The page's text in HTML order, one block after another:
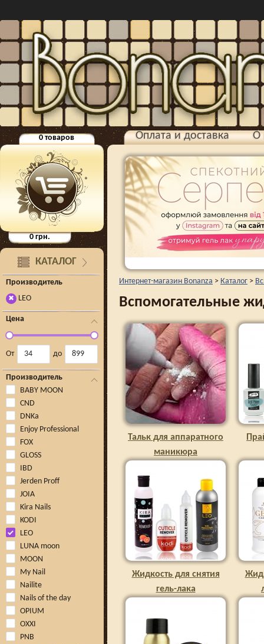
0товаров
0грн.
КАТАЛОГ
Производитель
✖ LEO
Цена
От до
Производитель
BABY MOON
CND
DNKa
Enjoy Professional
FOX
GLOSS
IBD
Jerden Proff
JOIA
Kira Nails
KODI
LEO
LUNA moon
MOON
My Nail
Nailite
Nails of the day
OPIUM
OXXI
PNB
Оплата и доставка О
Интернет-магазин Bonanza > Каталог >
Вспомогательные
Тальк для аппаратного
маникюра
Жидкость для снятия
гель-лака